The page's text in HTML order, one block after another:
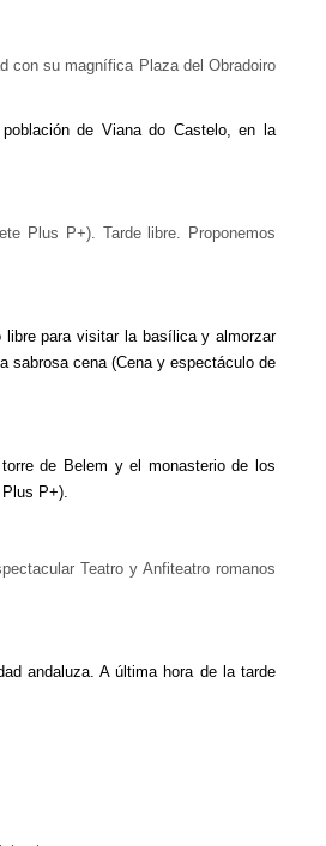
con su magnífica Plaza del Obradoiro
de Viana do Castelo, en la
Plus P+). Tarde libre. Proponemos
libre para visitar la basílica y almorzar
sabrosa cena (Cena y espectáculo de
de Belem y el monasterio de los
P+).
Teatro y Anfiteatro romanos
andaluza. A última hora de la tarde